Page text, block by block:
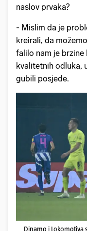
naslov prvaka?
- Mislim da je
kreirali, da
falilo nam je
kvalitetnih odluka,
gubili posjede.
Dinamo i Lokomotiva